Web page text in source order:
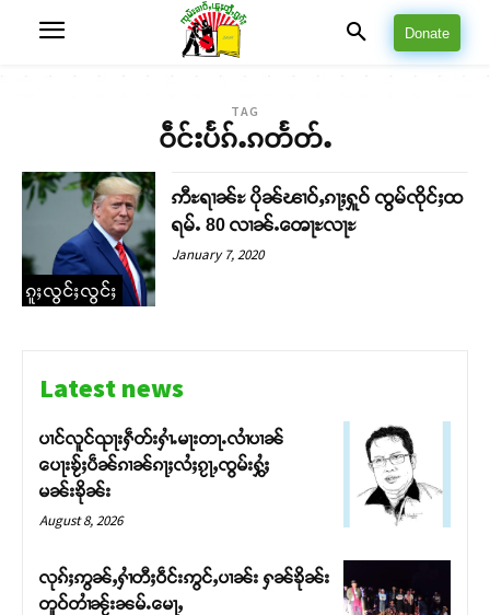
Donate
TAG
ဝဵင်းပႅၵ်ႉၵတႅတ်ႉ
ၵူႈလွင်ႈလွင်ႈ
ဢီႊရၢၼ်ႊ ပိုၼ်ၽၢဝ်ႇၵႃႈႁူဝ် ၸွမ်ၸိုင်ႈထ
ရမ်ႉ 80 လၢၼ်ႉၻေႃႊလႃႊ
January 7, 2020
Latest news
ပၢင်လူင်ၺႃးႁဵတ်းႁၢႆႉမႃးတႃႉလၢႆပၢၼ် ​​
ပေႃးၶႂ်ႈပဵၼ်ၵၢၼ်ၵႃႈလႆႈၵႂႃႇၸွမ်းႁွႆႈ
မၼ်းၶိုၼ်း
August 8, 2026
လုၵ်ႈဢွၼ်ႇႁၢႆတီႈဝဵင်းဢွင်ႇပၢၼ်း ႁၼ်ၶိုၼ်း
တူဝ်တၢႆၼႂ်းၼမ်ႉမေႃႇ